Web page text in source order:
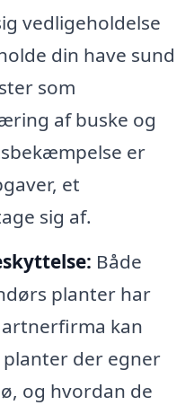
vedligeholdelse
din have sund
som
af buske og
er
et
sig af.
Både
planter har
kan
der egner
og hvordan de